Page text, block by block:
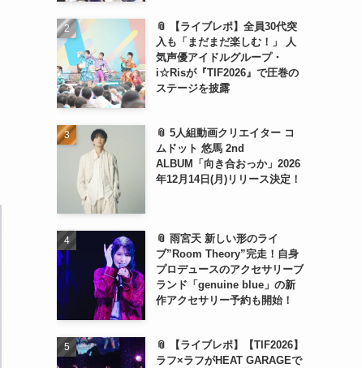
📎 【ライブレポ】全員30代突
入も「まだまだ楽しむ！」 人
気声優アイドルグループ・
i☆Risが『TIF2026』で圧巻の
ステージを披露
📎 5人組動画クリエイター コ
ムドット 悠馬 2nd
ALBUM「向き合おっか」2026
年12月14日(月)リリース決定！
📎 雨宮天 新しい形のライ
ブ”Room Theory”完走！自身
プロデュースのアクセサリーブ
ランド「genuine blue」の新
作アクセサリー予約も開始！
📎 【ライブレポ】【TIF2026】
ラフ×ラフがHEAT GARAGEで